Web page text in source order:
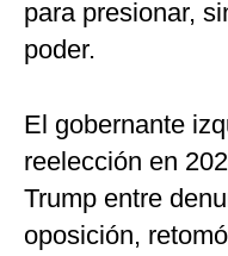
para presionar,
poder.
El gobernante
reelección en
Trump entre
oposición,